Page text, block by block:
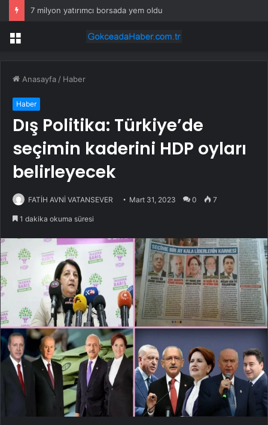
7 milyon yatırımcı borsada yem oldu
Menü
Anasayfa / Haber
Haber
Dış Politika: Türkiye’de
seçimin kaderini HDP oyları
belirleyecek
FATİH AVNİ VATANSEVER Mart 31, 2023 0 7
1 dakika okuma süresi